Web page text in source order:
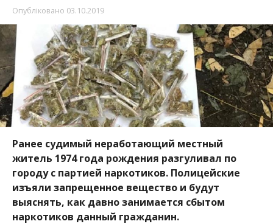
Опубліковано 03.10.2019
Ранее судимый неработающий местный
житель 1974 года рождения разгуливал по
городу с партией наркотиков. Полицейские
изъяли запрещенное вещество и будут
выяснять, как давно занимается сбытом
наркотиков данный гражданин.